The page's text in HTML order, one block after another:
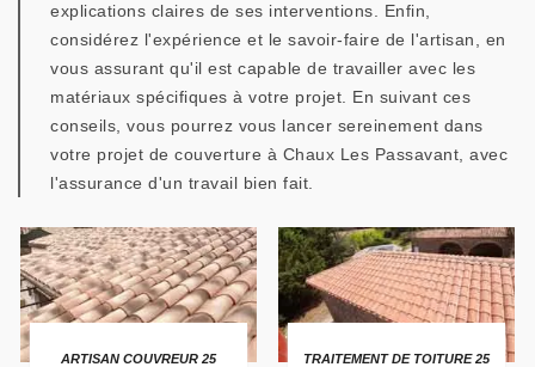
explications claires de ses interventions. Enfin,
considérez l'expérience et le savoir-faire de l'artisan, en
vous assurant qu'il est capable de travailler avec les
matériaux spécifiques à votre projet. En suivant ces
conseils, vous pourrez vous lancer sereinement dans
votre projet de couverture à Chaux Les Passavant, avec
l'assurance d'un travail bien fait.
ARTISAN COUVREUR 25 TRAITEMENT DE TOITURE 25